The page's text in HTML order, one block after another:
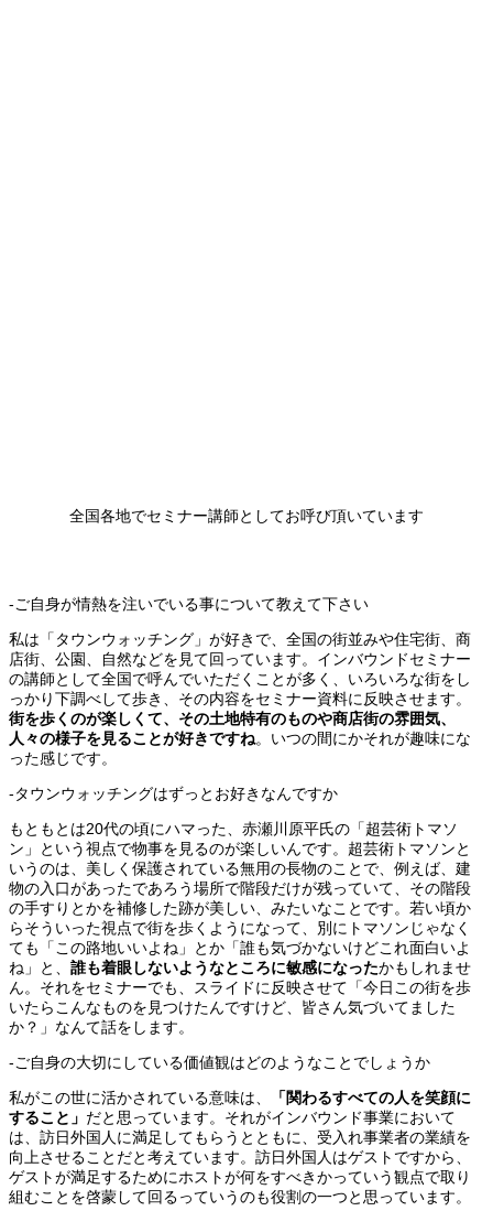
全国各地でセミナー講師としてお呼び頂いています
-ご自身が情熱を注いでいる事について教えて下さい
私は「タウンウォッチング」が好きで、全国の街並みや住宅街、商
店街、公園、自然などを見て回っています。インバウンドセミナー
の講師として全国で呼んでいただくことが多く、いろいろな街をし
っかり下調べして歩き、その内容をセミナー資料に反映させます。
街を歩くのが楽しくて、その土地特有のものや商店街の雰囲気、
人々の様子を見ることが好きですね。いつの間にかそれが趣味にな
った感じです。
-タウンウォッチングはずっとお好きなんですか
もともとは20代の頃にハマった、赤瀬川原平氏の「超芸術トマソ
ン」という視点で物事を見るのが楽しいんです。超芸術トマソンと
いうのは、美しく保護されている無用の長物のことで、例えば、建
物の入口があったであろう場所で階段だけが残っていて、その階段
の手すりとかを補修した跡が美しい、みたいなことです。若い頃か
らそういった視点で街を歩くようになって、別にトマソンじゃなく
ても「この路地いいよね」とか「誰も気づかないけどこれ面白いよ
ね」と、 誰も着眼しないようなところに敏感になったかもしれませ
ん。それをセミナーでも、スライドに反映させて「今日この街を歩
いたらこんなものを見つけたんですけど、皆さん気づいてました
か？」なんて話をします。
-ご自身の大切にしている価値観はどのようなことでしょうか
私がこの世に活かされている意味は、
「関わるすべての人を笑顔に
すること」 だと思っています。それがインバウンド事業において
は、訪日外国人に満足してもらうとともに、受入れ事業者の業績を
向上させることだと考えています。訪日外国人はゲストですから、
ゲストが満足するためにホストが何をすべきかっていう観点で取り
組むことを啓蒙して回るっていうのも役割の一つと思っています。